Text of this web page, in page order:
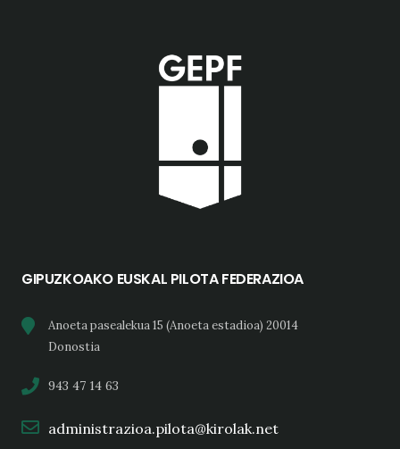
GIPUZKOAKO EUSKAL PILOTA FEDERAZIOA
Anoeta pasealekua 15 (Anoeta estadioa) 20014
Donostia
943 47 14 63
administrazioa.pilota@kirolak.net